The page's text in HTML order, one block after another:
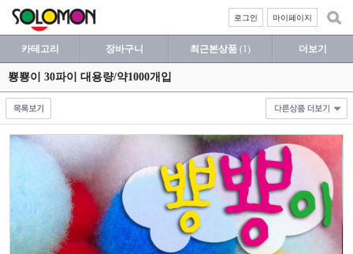
마이페이지
로그인
카테고리 장바구니 최근본상품 (1) 더보기
뿅뿅이 30파이 대용량/약1000개입